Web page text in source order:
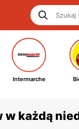
Intermarche
każdą